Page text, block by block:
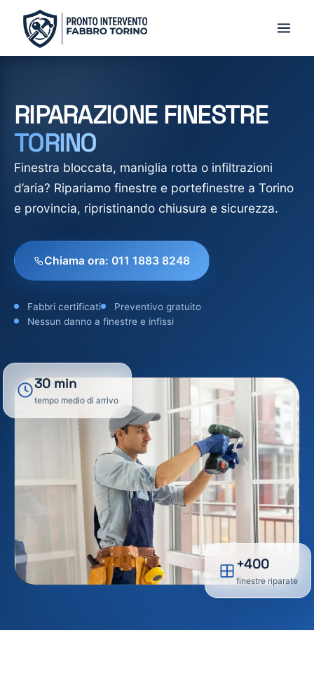
contenuto
RIPARAZIONE FINESTRE
TORINO
Finestra bloccata, maniglia rotta o infiltrazioni
d’aria? Ripariamo finestre e portefinestre a Torino
e provincia, ripristinando chiusura e sicurezza.
Chiama ora: 011 1883 8248
Fabbri certificati
Preventivo gratuito
Nessun danno a finestre e infissi
30 min
tempo medio di arrivo
+400
finestre riparate